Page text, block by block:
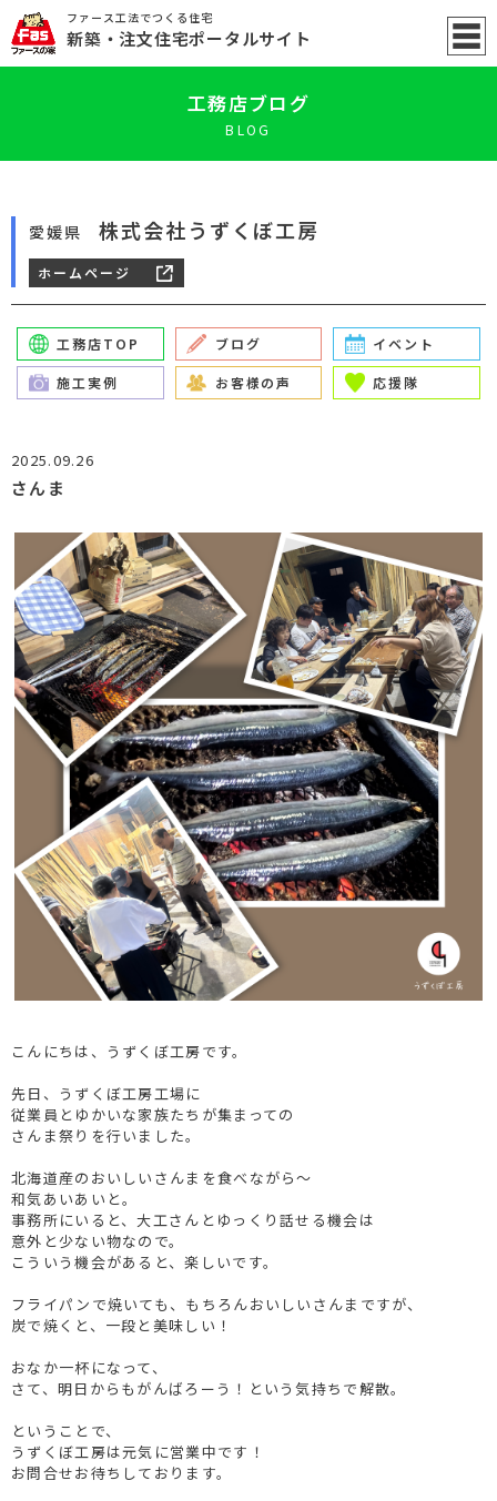
ファース工法でつくる住宅
新築 ・注文住宅ポータルサイト
工務店ブログ
BLOG
愛媛県 株式会社うずくぼ工房
ホームページ
工務店TOP ブログ イベント
施工実例 お客様の声 応援隊
2025.09.26
さんま
こんにちは、うずくぼ工房です。
先日、うずくぼ工房工場に
従業員とゆかいな家族たちが集まっての
さんま祭りを行いました。
北海道産のおいしいさんまを食べながら～
和気あいあいと。
事務所にいると、大工さんとゆっくり話せる機会は
意外と少ない物なので。
こういう機会があると、楽しいです。
フライパンで焼いても、もちろんおいしいさんまですが、
炭で焼くと、一段と美味しい！
おなか一杯になって、
さて、明日からもがんばろーう！という気持ちで解散。
ということで、
うずくぼ工房は元気に営業中です！
お問合せお待ちしております。